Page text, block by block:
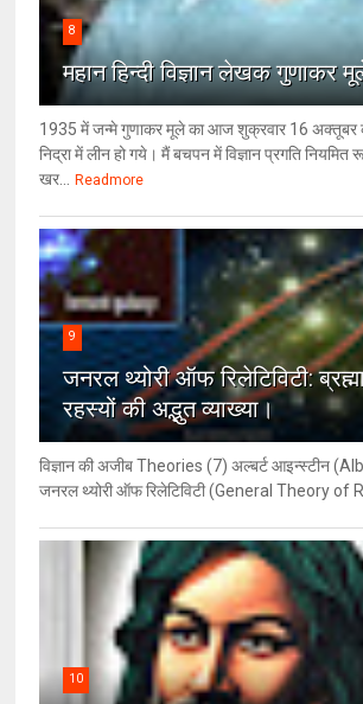
8
महान हिन्दी विज्ञान लेखक गुणाकर
1935 में जन्मे गुणाकर मूले का आज शुक्रवार 16 अक्तूबर
निद्रा में लीन हो गये। मैं बचपन में विज्ञान प्रगति नियमित
खर...
Readmore
9
जनरल थ्‍योरी ऑफ रिलेटिविटी:
रहस्‍यों की अद्भुत व्‍याख्‍या।
विज्ञान की अजीब Theories (7) अल्‍बर्ट आइन्स्टीन
जनरल थ्योरी ऑफ रिलेटिविटी (General Theory of
10